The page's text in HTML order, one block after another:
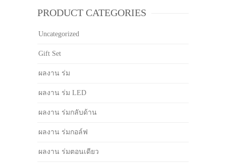
PRODUCT CATEGORIES
Uncategorized
Gift Set
ผลงาน ร่ม
ผลงาน ร่ม LED
ผลงาน ร่มกลับด้าน
ผลงาน ร่มกอล์ฟ
ผลงาน ร่มตอนเดียว